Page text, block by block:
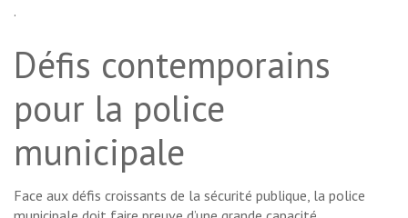
.
Défis contemporains
pour la police
municipale
Face aux défis croissants de la sécurité publique, la police